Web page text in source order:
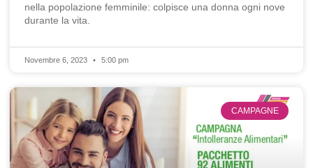
nella popolazione femminile: colpisce una donna ogni nove
durante la vita.
Novembre 6, 2023 5:00 pm
CAMPAGNE